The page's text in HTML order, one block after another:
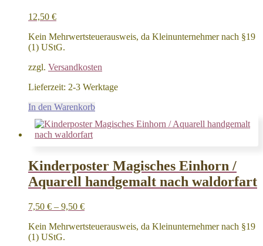
12,50 €
Kein Mehrwertsteuerausweis, da Kleinunternehmer nach §19
(1) UStG.
zzgl. Versandkosten
Lieferzeit: 2-3 Werktage
In den Warenkorb
Kinderposter Magisches Einhorn /
Aquarell handgemalt nach waldorfart
7,50 € – 9,50 €
Kein Mehrwertsteuerausweis, da Kleinunternehmer nach §19
(1) UStG.